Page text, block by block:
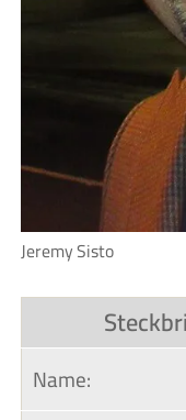
Jeremy Sisto
Name: